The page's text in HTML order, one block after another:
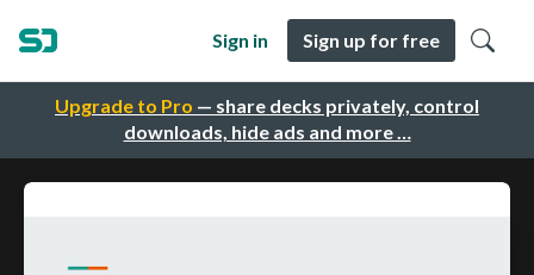
Upgrade to Pro — share decks privately, control
downloads, hide ads and more …
Sign in Sign up for free